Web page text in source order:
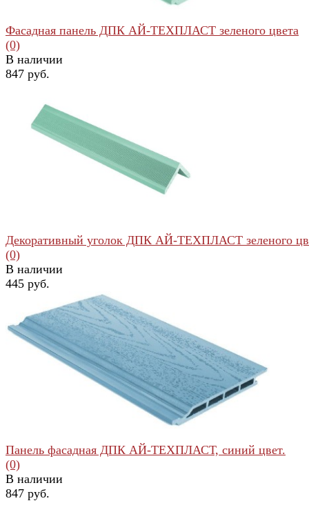
сравнить
Фасадная панель ДПК АЙ-ТЕХПЛАСТ зеленого цвета
(0)
В наличии
847 руб.
сравнить
Декоративный уголок ДПК АЙ-ТЕХПЛАСТ зеленого
(0)
В наличии
445 руб.
Панель фасадная ДПК АЙ-ТЕХПЛАСТ, синий цвет.
(0)
В наличии
847 руб.